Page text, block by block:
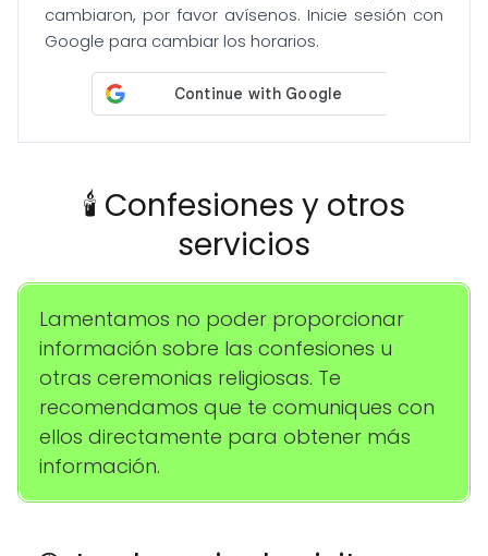
cambiaron, por favor avísenos. Inicie sesión con
Google para cambiar los horarios.
🕯️ Confesiones y otros
servicios
Lamentamos no poder proporcionar
información sobre las confesiones u
otras ceremonias religiosas. Te
recomendamos que te comuniques con
ellos directamente para obtener más
información.